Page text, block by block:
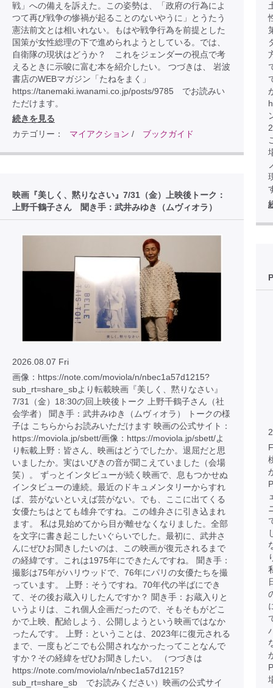
戦」への備えを訴えた。この姿勢は、「政府の行為によ
つて再び戦争の惨禍が起ることのないやうに」とうたう
憲法前文とは相いれない。もはや戦争行為を前提とした
国策が女性総理の下で進められようとしている。では、
自衛隊の現状はどうか？ これをジェンダーの視点で考
えるときに示唆に富む本を紹介したい。 つづきは、 岩波
書店のWEBマガジン「たねをまく」
https://tanemaki.iwanami.co.jp/posts/9785 でお読みい
ただけます。
続きを見る
カテゴリー：
マイアクション / ブックガイド
映画『美しく、黙りなさい』7/31（金）上映後トーク：
上野千鶴子さん 聞き手：武井みゆき（ムヴィオラ）
2026.08.07 Fri
画像：https://note.com/moviola/n/nbec1a57d1215?
sub_rt=share_sbより転載映画『美しく、黙りなさい』
7/31（金）18:30の回上映後トーク 上野千鶴子さん（社
会学者） 聞き手：武井みゆき（ムヴィオラ） トークの様
子は こちらからお読みいただけます 映画の公式サイト：
https://moviola.jp/sbett/画像：https://moviola.jp/sbett/よ
り転載上野：皆さん、映画はどうでしたか。退屈だと思
いましたか。実はいびきの音が聞こえていました（会場
笑）。 ずっとインタビューが続く映画で、息もつかせぬ
インタビューの連続。最近のドキュメンタリーからすれ
ば、芸がないといえば芸がない。でも、ここに出てくる
女優たちはとても雄弁ですね。この雄弁さに引き込まれ
ます。 私は見始めてから目が離せなくなりました。全部
を文字に書き起こしたいぐらいでした。最初に、武井さ
んにぜひお聞きしたいのは、この映画が復元されるまで
の経緯です。これは1975年にできたんですね。 聞き手：
撮影は75年がハリウッドで、76年にパリの女優たちを撮
っています。 上野：そうですね。70年代の半ばにでき
て、その後お蔵入りしたんですか？ 聞き手：お蔵入りと
いうよりは、これ個人企画だったので、そもそもがどこ
かで上映、配給しよう、公開しようという映画ではなか
ったんです。 上野：ということは、2023年に復元される
まで、一度もどこでも公開されなかったってことなんで
すか？その経緯をぜひお聞きしたい。 （つづきは
https://note.com/moviola/n/nbec1a57d1215?
sub_rt=share_sb でお読みください）映画の公式サイ